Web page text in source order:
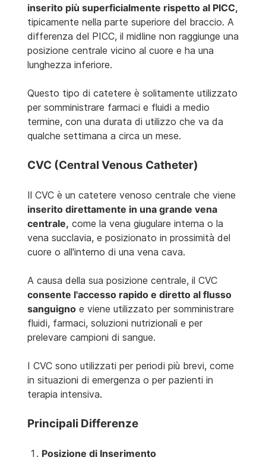
inserito più superficialmente rispetto al PICC,
tipicamente nella parte superiore del braccio. A
differenza del PICC, il midline non raggiunge una
posizione centrale vicino al cuore e ha una
lunghezza inferiore.
Questo tipo di catetere è solitamente utilizzato
per somministrare farmaci e fluidi a medio
termine, con una durata di utilizzo che va da
qualche settimana a circa un mese.
CVC (Central Venous Catheter)
Il CVC è un catetere venoso centrale che viene
inserito direttamente in una grande vena
centrale, come la vena giugulare interna o la
vena succlavia, e posizionato in prossimità del
cuore o all'interno di una vena cava.
A causa della sua posizione centrale, il CVC
consente l'accesso rapido e diretto al flusso
sanguigno e viene utilizzato per somministrare
fluidi, farmaci, soluzioni nutrizionali e per
prelevare campioni di sangue.
I CVC sono utilizzati per periodi più brevi, come
in situazioni di emergenza o per pazienti in
terapia intensiva.
Principali Differenze
Posizione di Inserimento